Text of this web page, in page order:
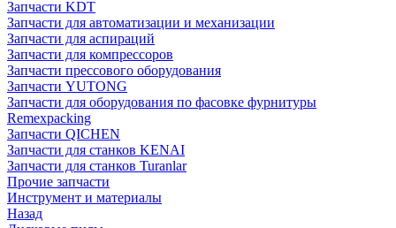
Запчасти KDT
Запчасти для автоматизации и механизации
Запчасти для аспираций
Запчасти для компрессоров
Запчасти прессового оборудования
Запчасти YUTONG
Запчасти для оборудования по фасовке фурнитуры
Remexpacking
Запчасти QICHEN
Запчасти для станков KENAI
Запчасти для станков Turanlar
Прочие запчасти
Инструмент и материалы
Назад